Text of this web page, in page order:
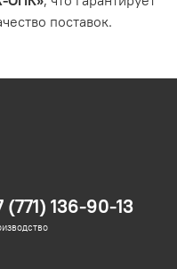
поставок.
(771) 136-90-13